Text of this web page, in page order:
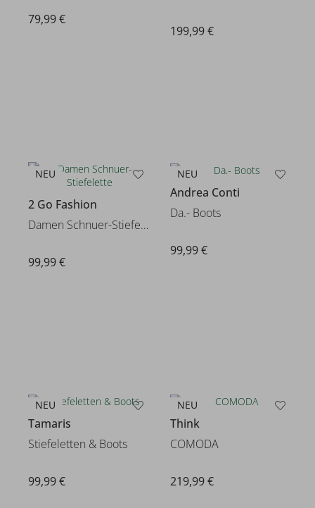
79,99 €
199,99 €
NEU
2 Go Fashion
Damen Schnuer-Stiefelette
99,99 €
NEU
Andrea Conti
Da.- Boots
99,99 €
NEU
Tamaris
Stiefeletten & Boots
99,99 €
NEU
Think
COMODA
219,99 €